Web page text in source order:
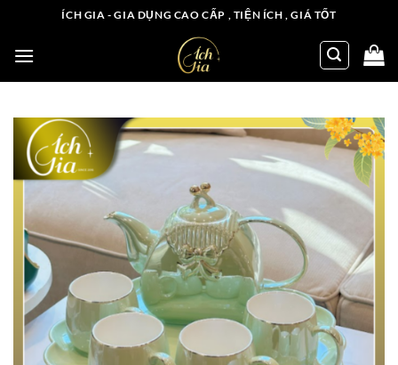
nội
ÍCH GIA - GIA DỤNG CAO CẤP , TIỆN ÍCH , GIÁ TỐT